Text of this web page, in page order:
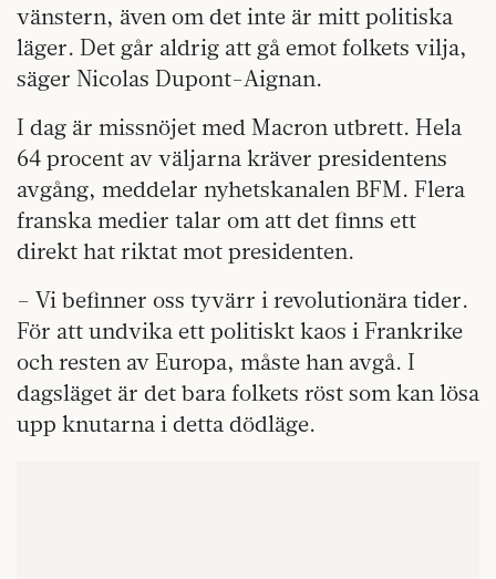
vänstern, även om det inte är mitt politiska
läger. Det går aldrig att gå emot folkets vilja,
säger Nicolas Dupont-Aignan.
I dag är missnöjet med Macron utbrett. Hela
64 procent av väljarna kräver presidentens
avgång, meddelar nyhetskanalen BFM. Flera
franska medier talar om att det finns ett
direkt hat riktat mot presidenten.
– Vi befinner oss tyvärr i revolutionära tider.
För att undvika ett politiskt kaos i Frankrike
och resten av Europa, måste han avgå. I
dagsläget är det bara folkets röst som kan lösa
upp knutarna i detta dödläge.